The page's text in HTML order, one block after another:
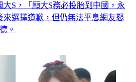
；不料，電商網紅486先生（陳延
S，「願大S務必投胎到中國，永
選擇道歉，但仍無法平息網友怒